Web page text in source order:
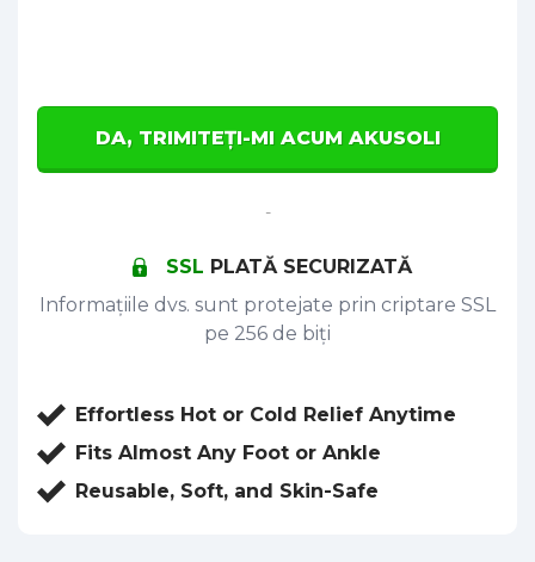
DA, TRIMITEȚI-MI ACUM AKUSOLI
-
SSL PLATĂ SECURIZATĂ
Informațiile dvs. sunt protejate prin criptare SSL
pe 256 de biți
Effortless Hot or Cold Relief Anytime
Fits Almost Any Foot or Ankle
Reusable, Soft, and Skin-Safe